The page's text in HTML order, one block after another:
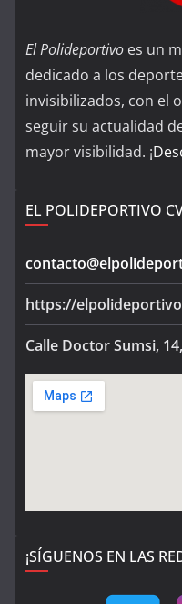
El Polideportivo es un
dedicado a los
invisibilizados, con el
seguir su actualidad
mayor visibilidad. ¡
EL POLIDEPORTIVO
https://
Calle Doctor Sumsi,
¡SÍGUENOS EN LAS